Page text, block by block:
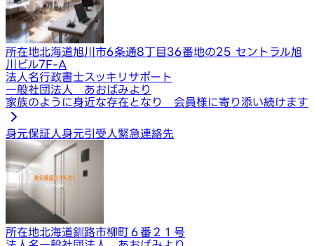
所在地北海道旭川市6条通8丁目36番地の25 セントラル旭
川ビル7F-A
法人名行政書士スッキリサポート
一般社団法人 あおばみより
家族のように身近な存在となり 会員様に寄り添い続けます
身元保証人身元引受人緊急連絡先
所在地北海道釧路市柳町６番２１号